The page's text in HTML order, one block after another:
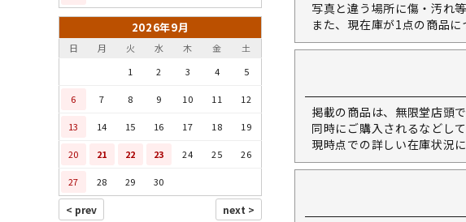
2026年9月
日 月 火 水 木 金
土
1
2 3 4 5
6 7 8 9 10 11 12
13 14 15 16 17 18 19
20 21 22 23 24 25 26
27 28 29 30
写真と違う場所に傷・汚れ
また、現在庫が1点の商品
掲載の商品は、無限堂店頭
同時にご購入されるなどし
現時点での詳しい在庫状況